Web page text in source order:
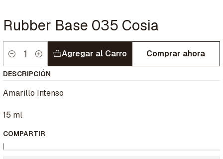
Rubber Base 035 Cosia
Cantidad
Agregar al Carro Comprar ahora
DESCRIPCIÓN
Amarillo Intenso
15 ml
COMPARTIR
|